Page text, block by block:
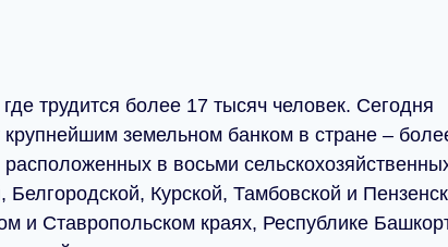
трудится более 17 тысяч человек. Сегодня
земельном банком в стране –
расположенных в восьми
Белгородской, Курской, Тамбовской и
и Ставропольском краях, Республике